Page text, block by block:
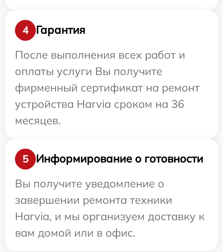
4
Гарантия
После выполнения всех работ и
оплаты услуги Вы получите
фирменный сертификат на ремонт
устройства Harvia сроком на 36
месяцев.
5
Информирование о готовности
Вы получите уведомление о
завершении ремонта техники
Harvia, и мы организуем доставку к
вам домой или в офис.